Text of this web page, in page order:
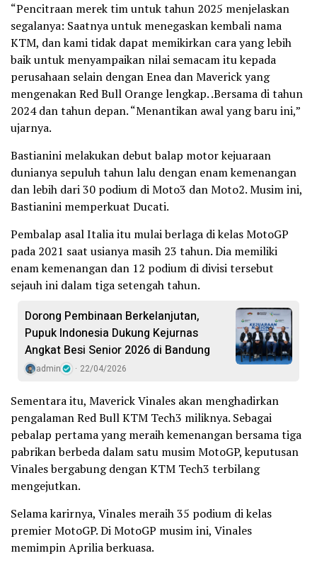
“Pencitraan merek tim untuk tahun 2025 menjelaskan
segalanya: Saatnya untuk menegaskan kembali nama
KTM, dan kami tidak dapat memikirkan cara yang lebih
baik untuk menyampaikan nilai semacam itu kepada
perusahaan selain dengan Enea dan Maverick yang
mengenakan Red Bull Orange lengkap. .Bersama di tahun
2024 dan tahun depan. “Menantikan awal yang baru ini,”
ujarnya.
Bastianini melakukan debut balap motor kejuaraan
dunianya sepuluh tahun lalu dengan enam kemenangan
dan lebih dari 30 podium di Moto3 dan Moto2. Musim ini,
Bastianini memperkuat Ducati.
Pembalap asal Italia itu mulai berlaga di kelas MotoGP
pada 2021 saat usianya masih 23 tahun. Dia memiliki
enam kemenangan dan 12 podium di divisi tersebut
sejauh ini dalam tiga setengah tahun.
Dorong Pembinaan Berkelanjutan,
Pupuk Indonesia Dukung Kejurnas
Angkat Besi Senior 2026 di Bandung
admin 22/04/2026
Sementara itu, Maverick Vinales akan menghadirkan
pengalaman Red Bull KTM Tech3 miliknya. Sebagai
pebalap pertama yang meraih kemenangan bersama tiga
pabrikan berbeda dalam satu musim MotoGP, keputusan
Vinales bergabung dengan KTM Tech3 terbilang
mengejutkan.
Selama karirnya, Vinales meraih 35 podium di kelas
premier MotoGP. Di MotoGP musim ini, Vinales
memimpin Aprilia berkuasa.